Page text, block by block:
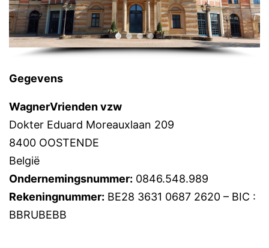
Gegevens
WagnerVrienden vzw
Dokter Eduard Moreauxlaan 209
8400 OOSTENDE
België
Ondernemingsnummer: 0846.548.989
Rekeningnummer: BE28 3631 0687 2620 – BIC :
BBRUBEBB